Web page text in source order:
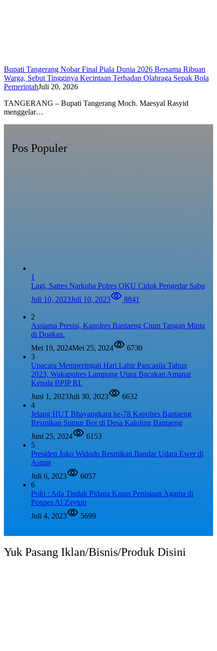
Bupati Tangerang Nobar Final Piala Dunia 2026 Bersama Ribuan
Warga, Sebut Tingginya Kecintaan Terhadap Olahraga Sepak Bola
PemerintahJuli 20, 2026
TANGERANG – Bupati Tangerang Moch. Maesyal Rasyid
menggelar…
Pos Populer
1
Lagi, Satres Narkoba Polres OKU Ciduk Pengedar Sabu
Juli 10, 2023Juli 10, 2023 8841
2
Assiama Presisi, Kapolres Bantaeng Cium Tangan Minta
di Doakan.
Mei 19, 2024Mei 25, 2024
6730
3
Upacara Memperingati Hari Lahir Pancasila Tahun
2023, Wakapolres Lampung Utara Bacakan Amanat
Kepala BPIP RI.
Juni 1, 2023Juli 30, 2023
6632
4
Jelang HUT Bhayangkara ke-78 Kapolres Bantaeng
Resmikan Sumur Bor di Desa Kaloling Bantaeng
Juni 25, 2024
6153
5
Presiden Joko Widodo Resmikan Bandar Udara Ewer di
Asmat
Juli 6, 2023
6057
6
Polri : Ada Tindak Pidana Kasus Penistaan Agama di
Ponpes Al Zaytun
Juli 4, 2023
5699
Yuk Pasang Iklan/Bisnis/Produk Disini